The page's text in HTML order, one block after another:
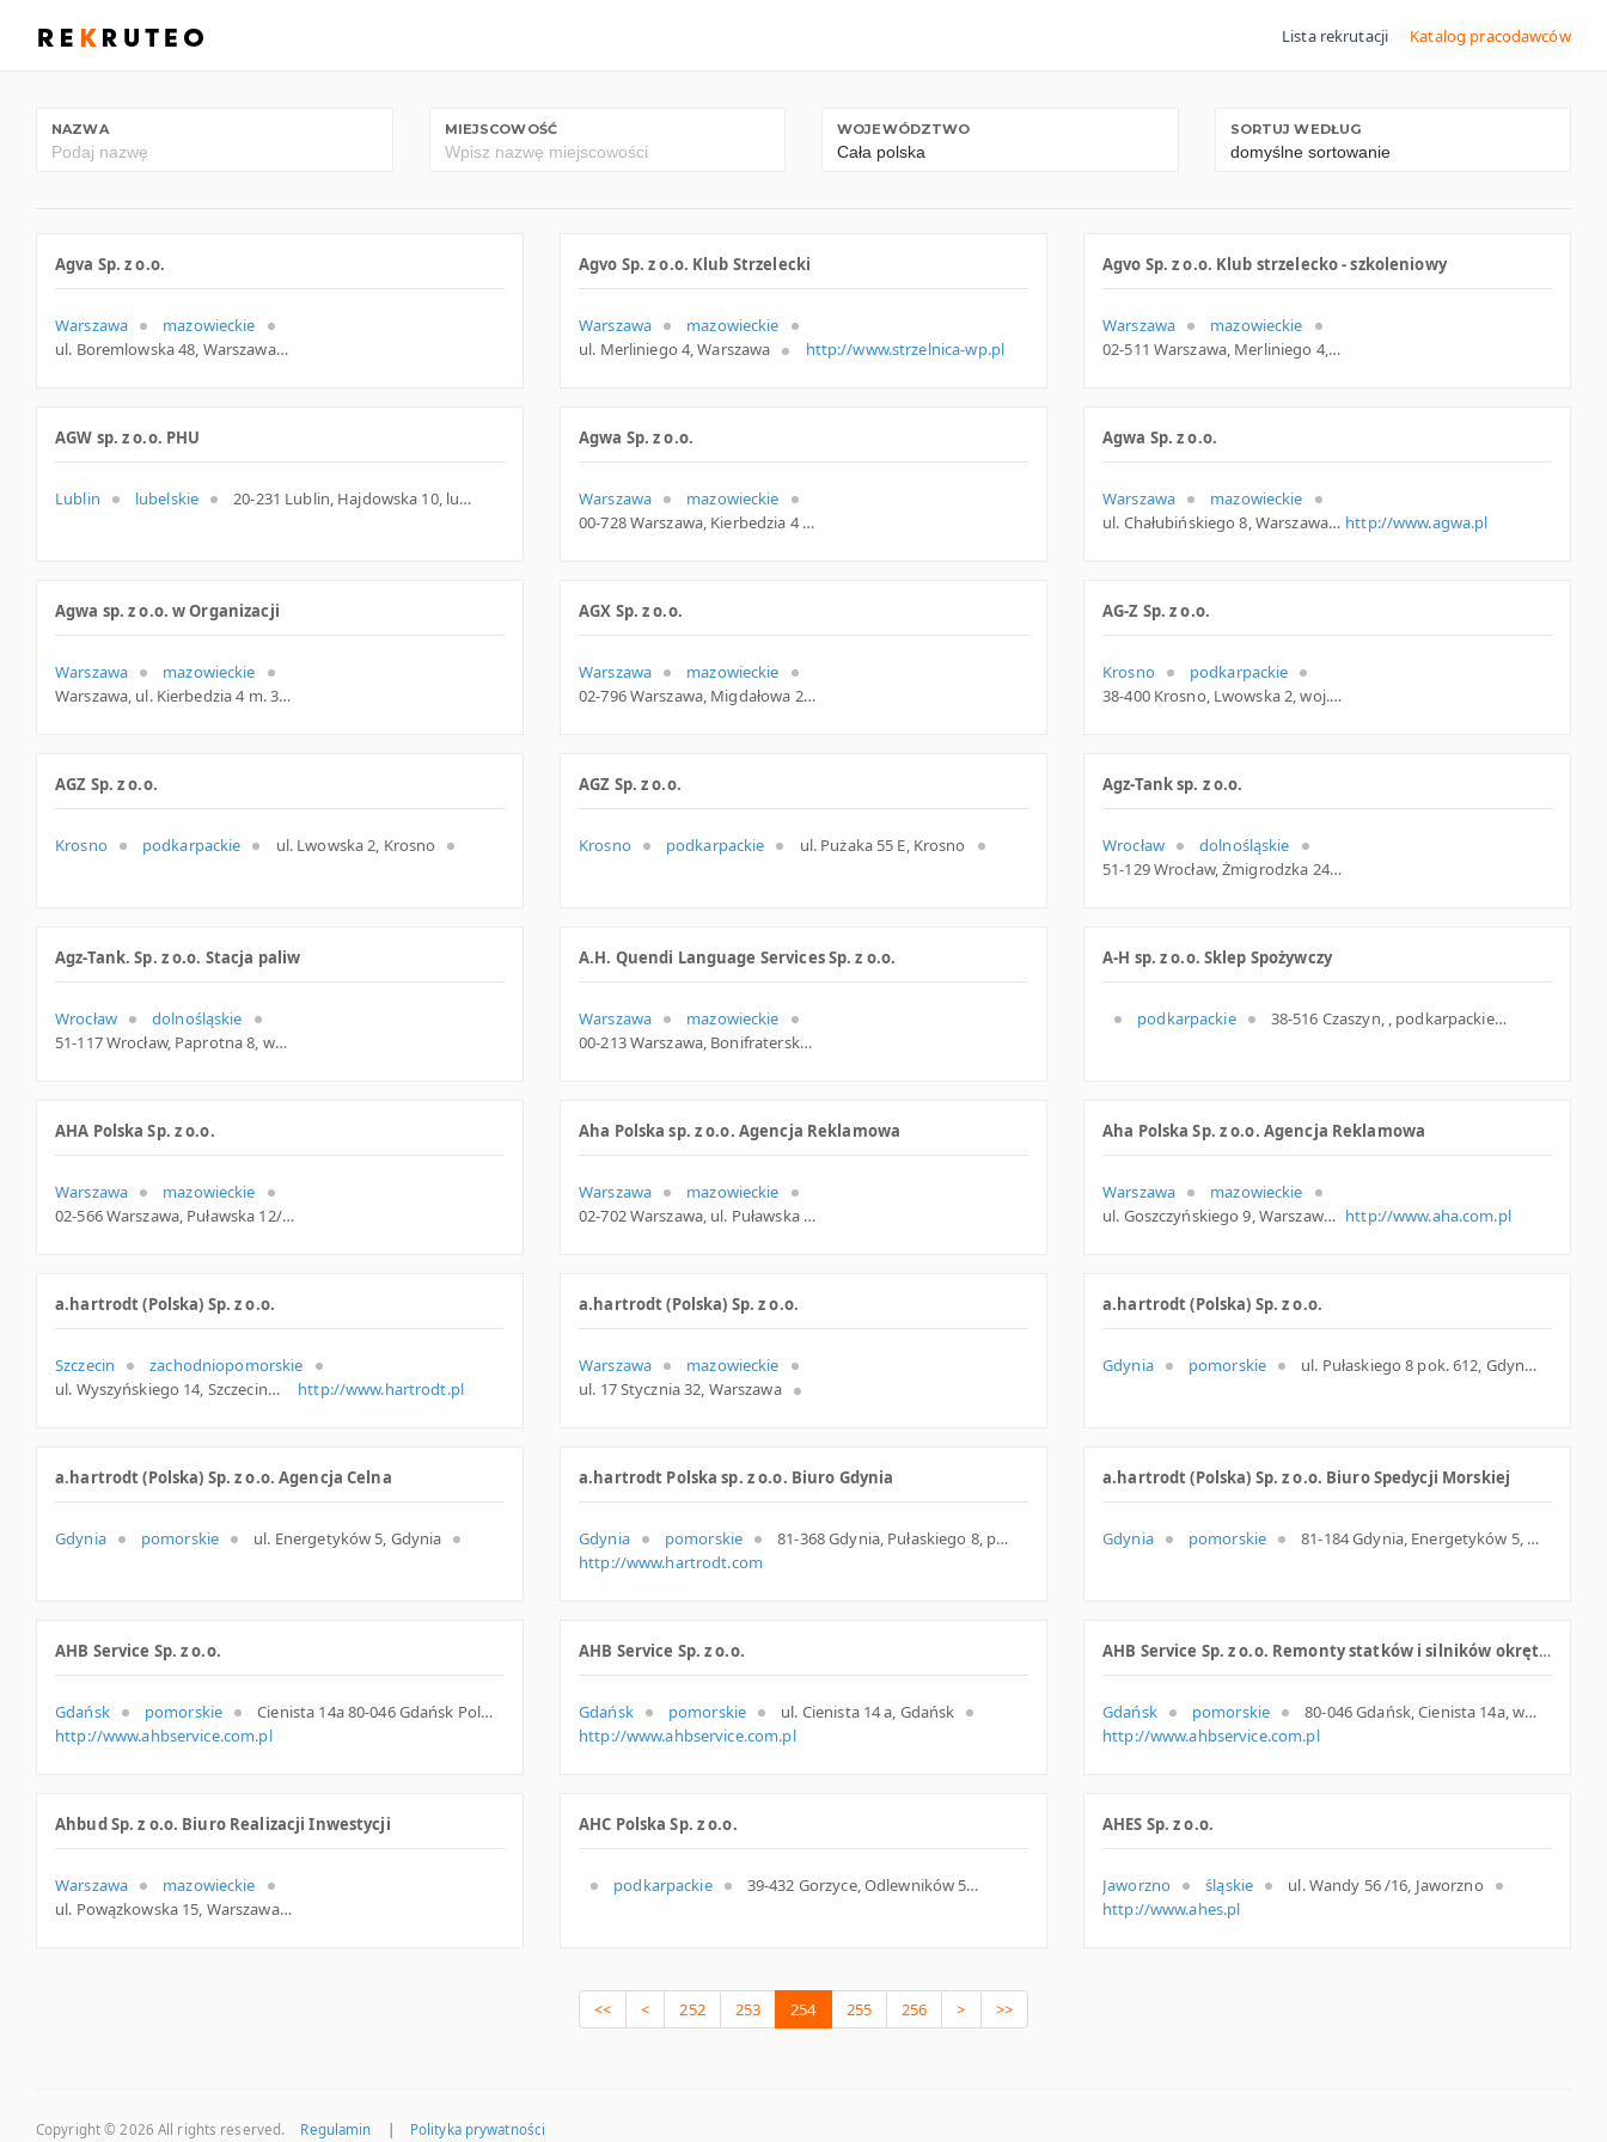
Lista rekrutacji Katalog pracodawców
NAZWA MIEJSCOWOŚĆ WOJEWÓDZTWO SORTUJ WEDŁUG
Agva Sp. z o.o.
Warszawa
mazowieckie
ul. Boremlowska 48, Warszawa
Agvo Sp. z o.o. Klub Strzelecki
Warszawa
mazowieckie
ul. Merliniego 4, Warszawa
http://www.strzelnica-wp.pl
Agvo Sp. z o.o. Klub strzelecko - szkoleniowy
Warszawa
mazowieckie
02-511 Warszawa, Merliniego 4, woj. Mazowieckie, pow. Warszawa, gm. Warszawa
AGW sp. z o.o. PHU
Lublin lubelskie 20-231 Lublin, Hajdowska 10, lubelskie
Agwa Sp. z o.o.
Warszawa
mazowieckie
00-728 Warszawa, Kierbedzia 4 lok. 303, woj. Mazowieckie, pow. Warszawa, gm. Warszawa
Agwa Sp. z o.o.
Warszawa
mazowieckie
ul. Chałubińskiego 8, Warszawa http://www.agwa.pl
Agwa sp. z o.o. w Organizacji
Warszawa
mazowieckie
Warszawa, ul. Kierbedzia 4 m. 303, mazowieckie
AGX Sp. z o.o.
Warszawa
mazowieckie
02-796 Warszawa, Migdałowa 2a, woj. Mazowieckie, pow. Warszawa, gm. Warszawa
AG-Z Sp. z o.o.
Krosno
podkarpackie
38-400 Krosno, Lwowska 2, woj. Podkarpackie, pow. Krosno, gm. Krosno
AGZ Sp. z o.o.
Krosno podkarpackie ul. Lwowska 2, Krosno
AGZ Sp. z o.o.
Krosno podkarpackie ul. Pużaka 55 E, Krosno
Agz-Tank sp. z o.o.
Wrocław
dolnośląskie
51-129 Wrocław, Żmigrodzka 249, dolnośląskie
Agz-Tank. Sp. z o.o. Stacja paliw
Wrocław
dolnośląskie
51-117 Wrocław, Paprotna 8, woj. Dolnośląskie, pow. Wrocław, gm. Wrocław
A.H. Quendi Language Services Sp. z o.o.
Warszawa
mazowieckie
00-213 Warszawa, Bonifraterska 10c, woj. Mazowieckie, pow. Warszawa, gm. Warszawa
A-H sp. z o.o. Sklep Spożywczy
podkarpackie 38-516 Czaszyn, , podkarpackie
AHA Polska Sp. z o.o.
Warszawa
mazowieckie
02-566 Warszawa, Puławska 12/10, woj. Mazowieckie, pow. Warszawa, gm. Warszawa
Aha Polska sp. z o.o. Agencja Reklamowa
Warszawa
mazowieckie
02-702 Warszawa, ul. Puławska 12 lok. 10, mazowieckie
Aha Polska Sp. z o.o. Agencja Reklamowa
Warszawa
mazowieckie
ul. Goszczyńskiego 9, Warszawa http://www.aha.com.pl
a.hartrodt (Polska) Sp. z o.o.
Szczecin
zachodniopomorskie
ul. Wyszyńskiego 14, Szczecin
http://www.hartrodt.pl
a.hartrodt (Polska) Sp. z o.o.
Warszawa
mazowieckie
ul. 17 Stycznia 32, Warszawa
a.hartrodt (Polska) Sp. z o.o.
Gdynia pomorskie ul. Pułaskiego 8 pok. 612, Gdynia
a.hartrodt (Polska) Sp. z o.o. Agencja Celna
Gdynia pomorskie ul. Energetyków 5, Gdynia
a.hartrodt Polska sp. z o.o. Biuro Gdynia
Gdynia pomorskie
81-368 Gdynia, Pułaskiego 8, pomorskie
http://www.hartrodt.com
a.hartrodt (Polska) Sp. z o.o. Biuro Spedycji Morskiej
Gdynia pomorskie 81-184 Gdynia, Energetyków 5, woj. Pomorskie, pow. Gdynia, gm. Gdynia
AHB Service Sp. z o.o.
Gdańsk pomorskie
Cienista 14a 80-046 Gdańsk Polska
http://www.ahbservice.com.pl
AHB Service Sp. z o.o.
Gdańsk pomorskie
ul. Cienista 14 a, Gdańsk
http://www.ahbservice.com.pl
AHB Service Sp. z o.o. Remonty statków i silników okrętowych
Gdańsk pomorskie
80-046 Gdańsk, Cienista 14a, woj. Pomorskie, pow. Gdańsk, gm. Gdańsk
http://www.ahbservice.com.pl
Ahbud Sp. z o.o. Biuro Realizacji Inwestycji
Warszawa
mazowieckie
ul. Powązkowska 15, Warszawa
AHC Polska Sp. z o.o.
podkarpackie 39-432 Gorzyce, Odlewników 52, woj. Podkarpackie, pow. Tarnobrzeski, gm. Gorzyce
AHES Sp. z o.o.
Jaworzno śląskie
ul. Wandy 56 /16, Jaworzno
http://www.ahes.pl
<< < 252 253 254 255 256 > >>
Copyright © 2026 All rights reserved. Regulamin Polityka prywatności